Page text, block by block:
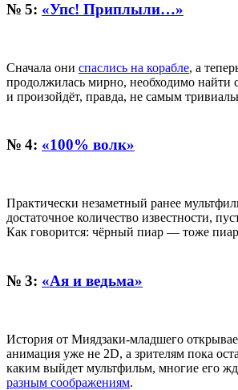
№ 5: «Упс! Приплыли…»
Сначала они спаслись на корабле, а
продолжилась мирно, необходимо найти
и произойдёт, правда, не самым
№ 4: «100% волк»
Практически незаметный ранее
достаточное количество известности,
Как говорится: чёрный пиар — тоже
№ 3: «Ая и ведьма»
История от Миядзаки-младшего
анимация уже не 2D, а зрителям пока
каким выйдет мультфильм, многие его
разным соображениям.